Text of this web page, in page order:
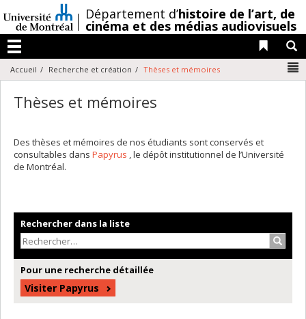
au
contenu
/Département d’histoire de l’art, de
cinéma et des médias audiovisuels
Menu
Liens
Accueil Recherche et création Thèses et mémoires
Thèses et mémoires
Des thèses et mémoires de nos étudiants sont conservés et
consultables dans Papyrus , le dépôt institutionnel de l’Université
de Montréal.
Rechercher dans la liste
Pour une recherche détaillée
Visiter Papyrus